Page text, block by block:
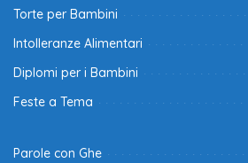
Torte per Bambini
Intolleranze Alimentari
Diplomi per i Bambini
Feste a Tema
Parole con Ghe